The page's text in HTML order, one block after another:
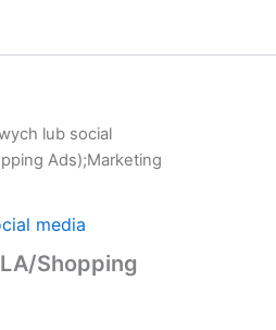
lub social
Ads);Marketing
media
Shopping